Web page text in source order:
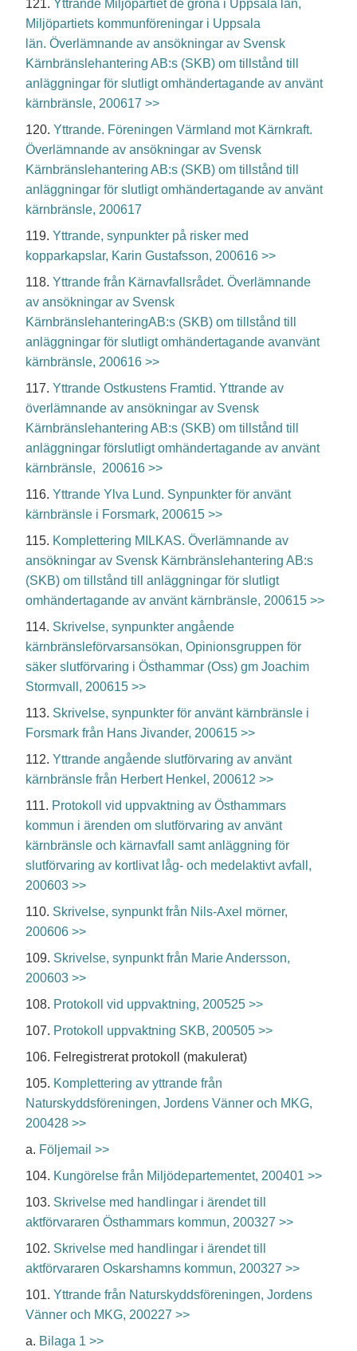
121. Yttrande Miljöpartiet de gröna i Uppsala län,
Miljöpartiets kommunföreningar i Uppsala
län. Överlämnande av ansökningar av Svensk
Kärnbränslehantering AB:s (SKB) om tillstånd till
anläggningar för slutligt omhändertagande av använt
kärnbränsle, 200617 >>
120. Yttrande. Föreningen Värmland mot Kärnkraft.
Överlämnande av ansökningar av Svensk
Kärnbränslehantering AB:s (SKB) om tillstånd till
anläggningar för slutligt omhändertagande av använt
kärnbränsle, 200617
119. Yttrande, synpunkter på risker med
kopparkapslar, Karin Gustafsson, 200616 >>
118. Yttrande från Kärnavfallsrådet. Överlämnande
av ansökningar av Svensk
KärnbränslehanteringAB:s (SKB) om tillstånd till
anläggningar för slutligt omhändertagande avanvänt
kärnbränsle, 200616 >>
117. Yttrande Ostkustens Framtid. Yttrande av
överlämnande av ansökningar av Svensk
Kärnbränslehantering AB:s (SKB) om tillstånd till
anläggningar förslutligt omhändertagande av använt
kärnbränsle, 200616 >>
116. Yttrande Ylva Lund. Synpunkter för använt
kärnbränsle i Forsmark, 200615 >>
115. Komplettering MILKAS. Överlämnande av
ansökningar av Svensk Kärnbränslehantering AB:s
(SKB) om tillstånd till anläggningar för slutligt
omhändertagande av använt kärnbränsle, 200615 >>
114. Skrivelse, synpunkter angående
kärnbränsleförvarsansökan, Opinionsgruppen för
säker slutförvaring i Östhammar (Oss) gm Joachim
Stormvall, 200615 >>
113. Skrivelse, synpunkter för använt kärnbränsle i
Forsmark från Hans Jivander, 200615 >>
112. Yttrande angående slutförvaring av använt
kärnbränsle från Herbert Henkel, 200612 >>
111. Protokoll vid uppvaktning av Östhammars
kommun i ärenden om slutförvaring av använt
kärnbränsle och kärnavfall samt anläggning för
slutförvaring av kortlivat låg- och medelaktivt avfall,
200603 >>
110. Skrivelse, synpunkt från Nils-Axel mörner,
200606 >>
109. Skrivelse, synpunkt från Marie Andersson,
200603 >>
108. Protokoll vid uppvaktning, 200525 >>
107. Protokoll uppvaktning SKB, 200505 >>
106. Felregistrerat protokoll (makulerat)
105. Komplettering av yttrande från
Naturskyddsföreningen, Jordens Vänner och MKG,
200428 >>
a. Följemail >>
104. Kungörelse från Miljödepartementet, 200401 >>
103. Skrivelse med handlingar i ärendet till
aktförvararen Östhammars kommun, 200327 >>
102. Skrivelse med handlingar i ärendet till
aktförvararen Oskarshamns kommun, 200327 >>
101. Yttrande från Naturskyddsföreningen, Jordens
Vänner och MKG, 200227 >>
a. Bilaga 1 >>